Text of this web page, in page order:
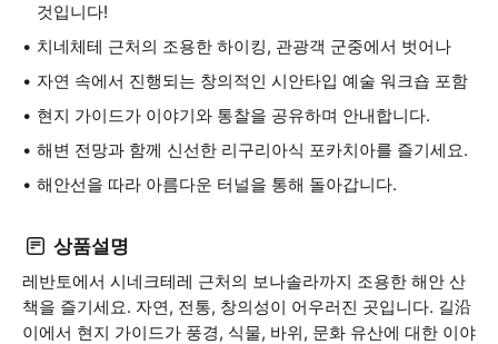
것입니다!
치네체테 근처의 조용한 하이킹, 관광객 군중에서 벗어나
자연 속에서 진행되는 창의적인 시안타입 예술 워크숍 포함
현지 가이드가 이야기와 통찰을 공유하며 안내합니다.
해변 전망과 함께 신선한 리구리아식 포카치아를 즐기세요.
해안선을 따라 아름다운 터널을 통해 돌아갑니다.
상품설명
레반토에서 시네크테레 근처의 보나솔라까지 조용한 해안 산
책을 즐기세요. 자연, 전통, 창의성이 어우러진 곳입니다. 길沿
이에서 현지 가이드가 풍경, 식물, 바위, 문화 유산에 대한 이야